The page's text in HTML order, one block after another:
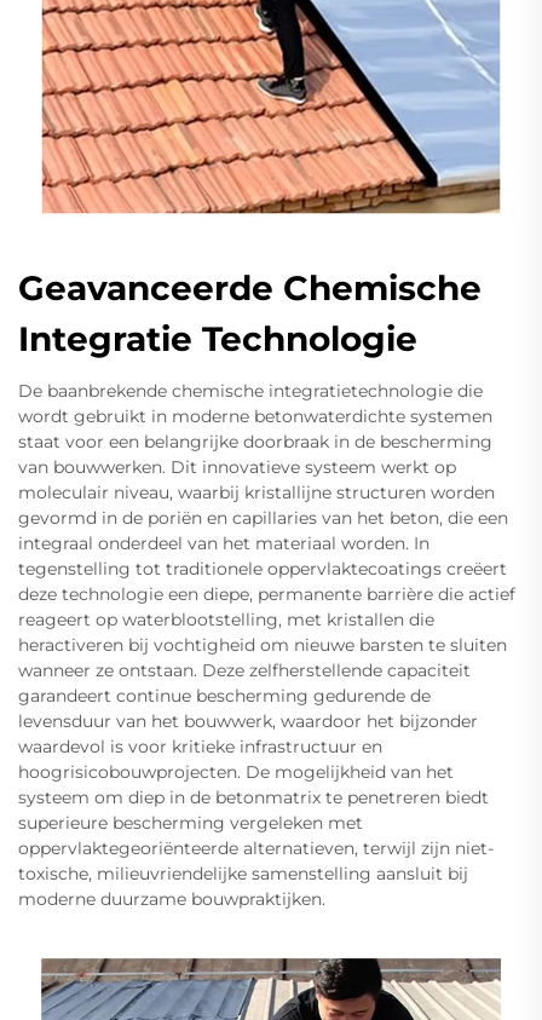
Geavanceerde Chemische
Integratie Technologie
De baanbrekende chemische integratietechnologie die
wordt gebruikt in moderne betonwaterdichte systemen
staat voor een belangrijke doorbraak in de bescherming
van bouwwerken. Dit innovatieve systeem werkt op
moleculair niveau, waarbij kristallijne structuren worden
gevormd in de poriën en capillaries van het beton, die een
integraal onderdeel van het materiaal worden. In
tegenstelling tot traditionele oppervlaktecoatings creëert
deze technologie een diepe, permanente barrière die actief
reageert op waterblootstelling, met kristallen die
heractiveren bij vochtigheid om nieuwe barsten te sluiten
wanneer ze ontstaan. Deze zelfherstellende capaciteit
garandeert continue bescherming gedurende de
levensduur van het bouwwerk, waardoor het bijzonder
waardevol is voor kritieke infrastructuur en
hoogrisicobouwprojecten. De mogelijkheid van het
systeem om diep in de betonmatrix te penetreren biedt
superieure bescherming vergeleken met
oppervlaktegeoriënteerde alternatieven, terwijl zijn niet-
toxische, milieuvriendelijke samenstelling aansluit bij
moderne duurzame bouwpraktijken.